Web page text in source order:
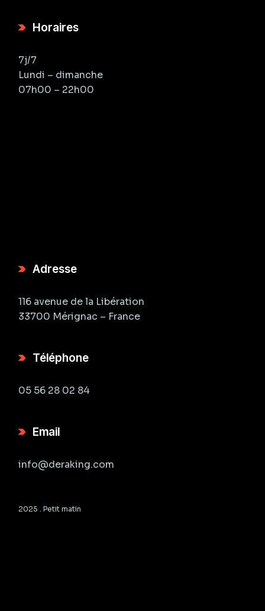
Horaires
7j/7
Lundi – dimanche
07h00 – 22h00
Adresse
116 avenue de la Libération
33700 Mérignac – France
Téléphone
05 56 28 02 84
Email
info@deraking.com
2025 .Petit matin